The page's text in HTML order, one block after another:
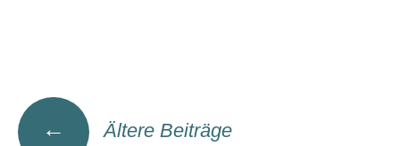
Beitragsnavigation
← Ältere Beiträge